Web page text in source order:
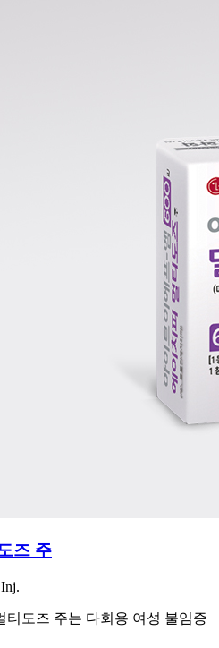
즈 주
티도즈 주는 다회용 여성 불임증